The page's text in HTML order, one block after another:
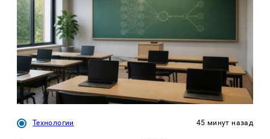
Технологии 45 минут назад